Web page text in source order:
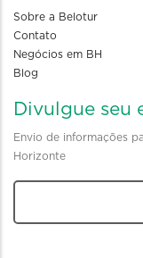
Sobre a Belotur
Contato
Negócios em BH
Blog
Divulgue seu
Envio de informações
Horizonte